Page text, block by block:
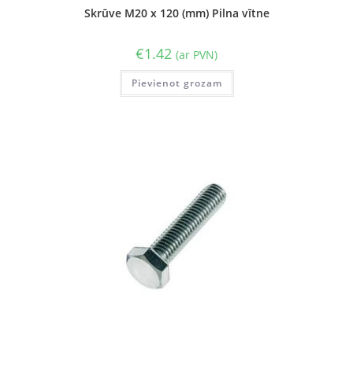
Skrūve M20 x 120 (mm) Pilna vītne
€1.42 (ar PVN)
Pievienot grozam